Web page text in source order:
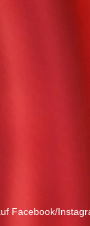
Facebook/